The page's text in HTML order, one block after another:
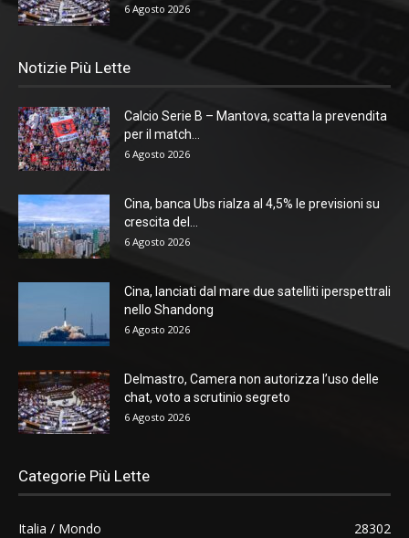
6 Agosto 2026
Notizie Più Lette
Calcio Serie B – Mantova, scatta la prevendita
per il match...
6 Agosto 2026
Cina, banca Ubs rialza al 4,5% le previsioni su
crescita del...
6 Agosto 2026
Cina, lanciati dal mare due satelliti iperspettrali
nello Shandong
6 Agosto 2026
Delmastro, Camera non autorizza l’uso delle
chat, voto a scrutinio segreto
6 Agosto 2026
Categorie Più Lette
Italia / Mondo
28302